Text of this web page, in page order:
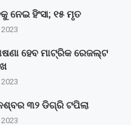
ନେଇ ହିଂସା; ୧୫ ମୃତ
ହେବ ମାଟ୍ରିକ ରେଜଲ୍ଟ
୩୨ ଡିଗ୍ରି ଟପିଲା